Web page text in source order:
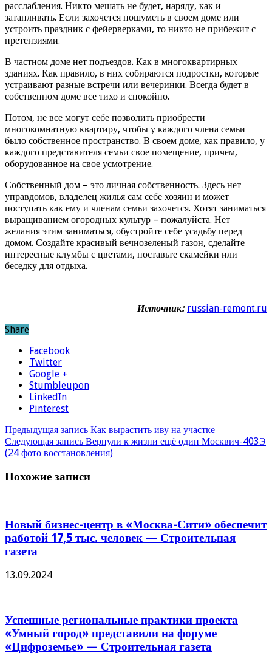
расслабления. Никто мешать не будет, наряду, как и
затапливать. Если захочется пошуметь в своем доме или
устроить праздник с фейерверками, то никто не прибежит с
претензиями.
В частном доме нет подъездов. Как в многоквартирных
зданиях. Как правило, в них собираются подростки, которые
устраивают разные встречи или вечеринки. Всегда будет в
собственном доме все тихо и спокойно.
Потом, не все могут себе позволить приобрести
многокомнатную квартиру, чтобы у каждого члена семьи
было собственное пространство. В своем доме, как правило, у
каждого представителя семьи свое помещение, причем,
оборудованное на свое усмотрение.
Собственный дом – это личная собственность. Здесь нет
управдомов, владелец жилья сам себе хозяин и может
поступать как ему и членам семьи захочется. Хотят заниматься
выращиванием огородных культур – пожалуйста. Нет
желания этим заниматься, обустройте себе усадьбу перед
домом. Создайте красивый вечнозеленый газон, сделайте
интересные клумбы с цветами, поставьте скамейки или
беседку для отдыха.
Источник: russian-remont.ru
Share
Facebook
Twitter
Google +
Stumbleupon
LinkedIn
Pinterest
Предыдущая запись Как вырастить иву на участке
Следующая запись Вернули к жизни ещё один Москвич-403Э
(24 фото восстановления)
Похожие записи
Новый бизнес-центр в «Москва-Сити» обеспечит
работой 17,5 тыс. человек — Строительная
газета
13.09.2024
Успешные региональные практики проекта
«Умный город» представили на форуме
«Цифроземье» — Строительная газета